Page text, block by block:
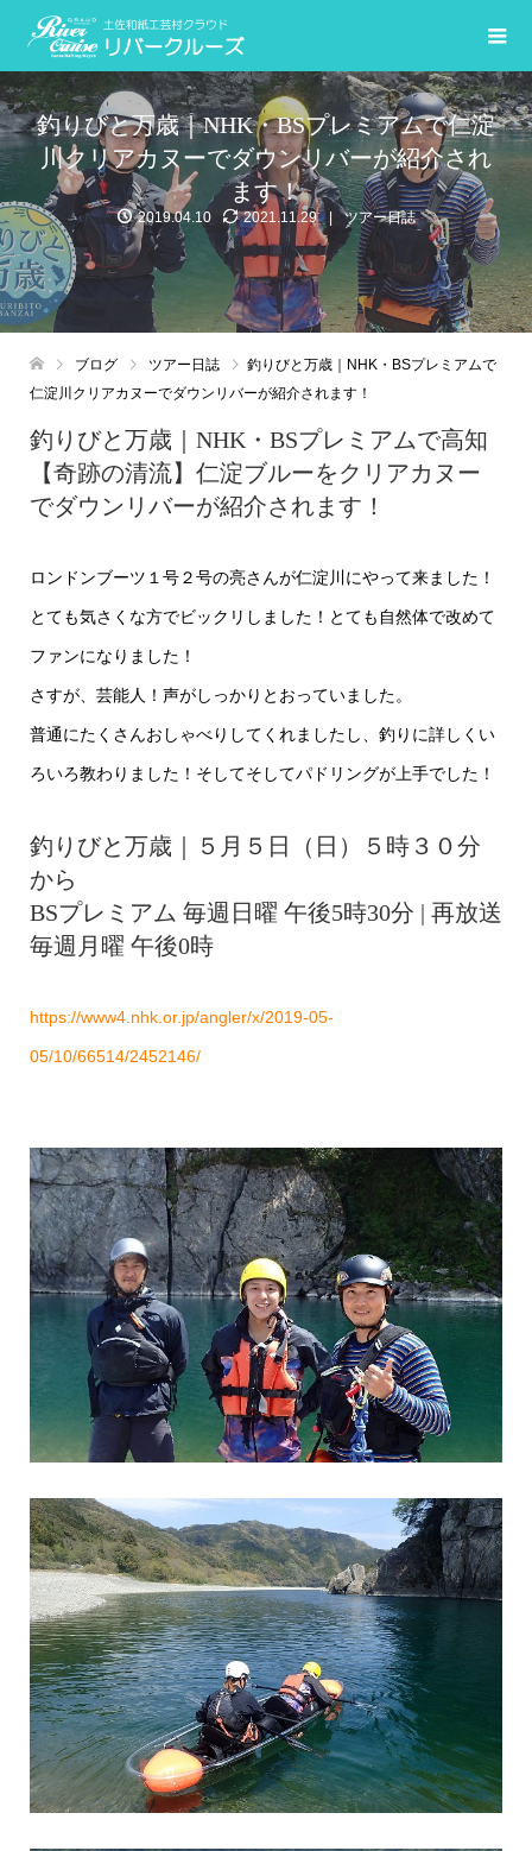
釣りびと万歳｜NHK・BSプレミアムで仁淀
川クリアカヌーでダウンリバーが紹介され
ます！
2019.04.10 2021.11.29 ツアー日誌
ブログ ツアー日誌
釣りびと万歳｜NHK・BSプレミアムで
仁淀川クリアカヌーでダウンリバーが紹介されます！
釣りびと万歳｜NHK・BSプレミアムで高知
【奇跡の清流】仁淀ブルーをクリアカヌー
でダウンリバーが紹介されます！
ロンドンブーツ１号２号の亮さんが仁淀川にやって来ました！
とても気さくな方でビックリしました！とても自然体で改めて
ファンになりました！
さすが、芸能人！声がしっかりとおっていました。
普通にたくさんおしゃべりしてくれましたし、釣りに詳しくい
ろいろ教わりました！そしてそしてパドリングが上手でした！
釣りびと万歳｜５月５日（日）５時３０分
から
BSプレミアム 毎週日曜 午後5時30分 | 再放送
毎週月曜 午後0時
https://www4.nhk.or.jp/angler/x/2019-05-
05/10/66514/2452146/